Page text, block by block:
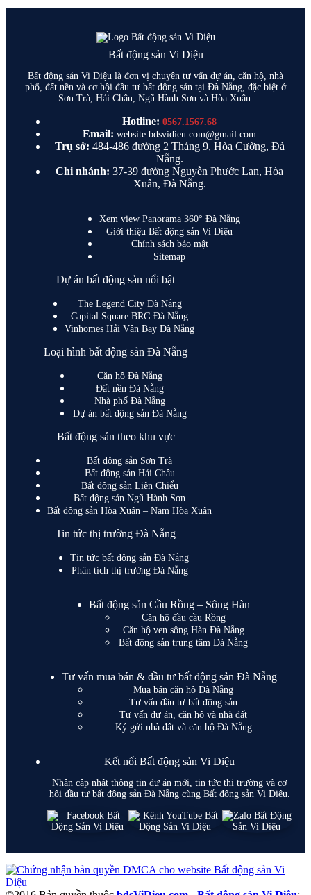
Bất động sản Vi Diệu
Bất động sản Vi Diệu là đơn vị chuyên tư vấn dự án, căn hộ, nhà
phố, đất nền và cơ hội đầu tư bất động sản tại Đà Nẵng, đặc biệt ở
Sơn Trà, Hải Châu, Ngũ Hành Sơn và Hòa Xuân.
Hotline: 0567.1567.68
Email: website.bdsvidieu.com@gmail.com
Trụ sở: 484-486 đường 2 Tháng 9, Hòa Cường, Đà
Nẵng.
Chi nhánh: 37-39 đường Nguyễn Phước Lan, Hòa
Xuân, Đà Nẵng.
Xem view Panorama 360° Đà Nẵng
Giới thiệu Bất động sản Vi Diệu
Chính sách bảo mật
Sitemap
Dự án bất động sản nổi bật
The Legend City Đà Nẵng
Capital Square BRG Đà Nẵng
Vinhomes Hải Vân Bay Đà Nẵng
Loại hình bất động sản Đà Nẵng
Căn hộ Đà Nẵng
Đất nền Đà Nẵng
Nhà phố Đà Nẵng
Dự án bất động sản Đà Nẵng
Bất động sản theo khu vực
Bất động sản Sơn Trà
Bất động sản Hải Châu
Bất động sản Liên Chiểu
Bất động sản Ngũ Hành Sơn
Bất động sản Hòa Xuân – Nam Hòa Xuân
Tin tức thị trường Đà Nẵng
Tin tức bất động sản Đà Nẵng
Phân tích thị trường Đà Nẵng
Bất động sản Cầu Rồng – Sông Hàn
Căn hộ đầu cầu Rồng
Căn hộ ven sông Hàn Đà Nẵng
Bất động sản trung tâm Đà Nẵng
Tư vấn mua bán & đầu tư bất động sản Đà Nẵng
Mua bán căn hộ Đà Nẵng
Tư vấn đầu tư bất động sản
Tư vấn dự án, căn hộ và nhà đất
Ký gửi nhà đất và căn hộ Đà Nẵng
Kết nối Bất động sản Vi Diệu
Nhận cập nhật thông tin dự án mới, tin tức thị trường và cơ
hội đầu tư bất động sản Đà Nẵng cùng Bất động sản Vi Diệu.